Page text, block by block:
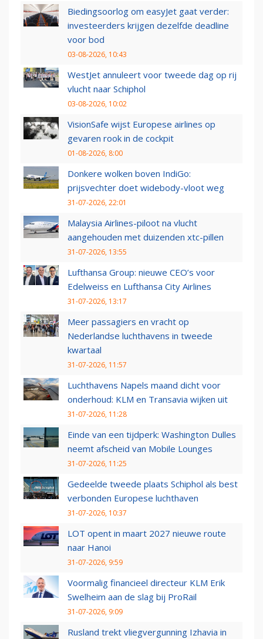
Biedingsoorlog om easyJet gaat verder:
investeerders krijgen dezelfde deadline
voor bod
03-08-2026, 10:43
WestJet annuleert voor tweede dag op rij
vlucht naar Schiphol
03-08-2026, 10:02
VisionSafe wijst Europese airlines op
gevaren rook in de cockpit
01-08-2026, 8:00
Donkere wolken boven IndiGo:
prijsvechter doet widebody-vloot weg
31-07-2026, 22:01
Malaysia Airlines-piloot na vlucht
aangehouden met duizenden xtc-pillen
31-07-2026, 13:55
Lufthansa Group: nieuwe CEO’s voor
Edelweiss en Lufthansa City Airlines
31-07-2026, 13:17
Meer passagiers en vracht op
Nederlandse luchthavens in tweede
kwartaal
31-07-2026, 11:57
Luchthavens Napels maand dicht voor
onderhoud: KLM en Transavia wijken uit
31-07-2026, 11:28
Einde van een tijdperk: Washington Dulles
neemt afscheid van Mobile Lounges
31-07-2026, 11:25
Gedeelde tweede plaats Schiphol als best
verbonden Europese luchthaven
31-07-2026, 10:37
LOT opent in maart 2027 nieuwe route
naar Hanoi
31-07-2026, 9:59
Voormalig financieel directeur KLM Erik
Swelheim aan de slag bij ProRail
31-07-2026, 9:09
Rusland trekt vliegvergunning Izhavia in